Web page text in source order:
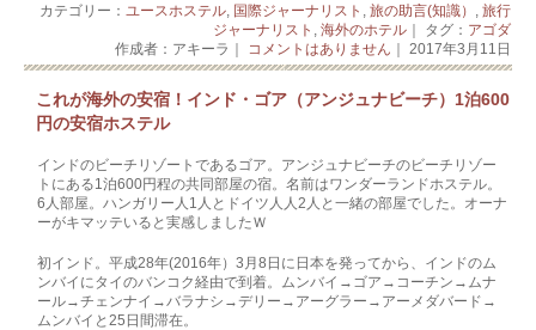
カテゴリー： ユースホステル, 国際ジャーナリスト 旅の助言(知識）
旅行
ジャーナリスト
海外のホテル｜ タグ： アゴダ
作成者：アキーラ｜
コメントはありません ｜ 2017年3月11日
これが海外の安宿！インド・ゴア（アンジュナビーチ）1泊600
円の安宿ホステル
インドのビーチリゾートであるゴア。アンジュナビーチのビーチリゾー
トにある1泊60­­0円程の共同部屋の宿。名前はワンダーランドホステル。
6人部屋。ハンガリー人1人とドイツ人人2人と一緒の部屋でした。オーナ
ーがキマッテ­­いると実感しましたＷ
初インド。平成28年(2016年）3月8日に日本を発ってから、インドのム
ンバイに­­­タイのバンコク経由で到着。ムンバイ→ゴア→コーチン→ムナ
ール→チェンナイ→バ­ラ­ナ­シ→デリー→アーグラー→アーメダバード→
ムンバイと25日間滞在。